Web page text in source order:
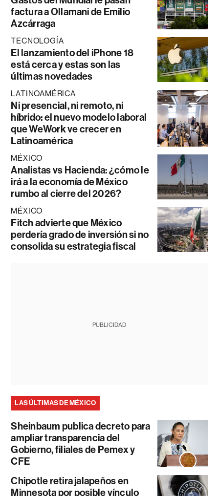
factura a Ollamani de Emilio
Azcárraga
TECNOLOGÍA
El lanzamiento del iPhone 18
está cerca y estas son las
últimas novedades
LATINOAMÉRICA
Ni presencial, ni remoto, ni
híbrido: el nuevo modelo laboral
que WeWork ve crecer en
Latinoamérica
MÉXICO
Analistas vs Hacienda: ¿cómo le
irá a la economía de México
rumbo al cierre del 2026?
MÉXICO
Fitch advierte que México
perdería grado de inversión si no
consolida su estrategia fiscal
PUBLICIDAD
LAS ÚLTIMAS DE MÉXICO
Sheinbaum publica decreto para
ampliar transparencia del
Gobierno, filiales de Pemex y
CFE
Chipotle retira jalapeños en
Minnesota por posible vínculo